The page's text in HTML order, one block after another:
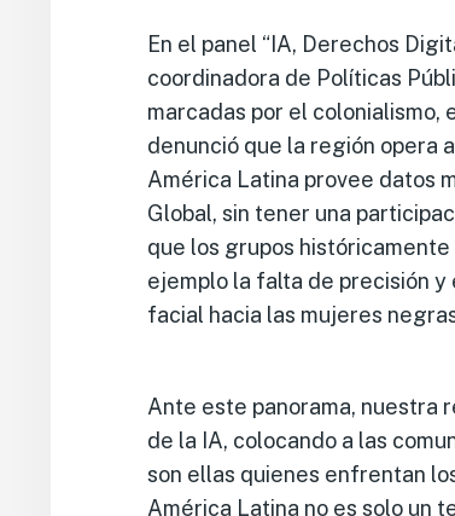
En el panel “IA, Derechos
coordinadora de Políticas
marcadas por el
denunció que la región opera
América Latina provee datos
Global, sin tener una
que los grupos
ejemplo la falta de precisión
facial hacia las mujeres
Ante este panorama, nuestra
de la IA, colocando a las
son ellas quienes enfrentan
América Latina no es solo un